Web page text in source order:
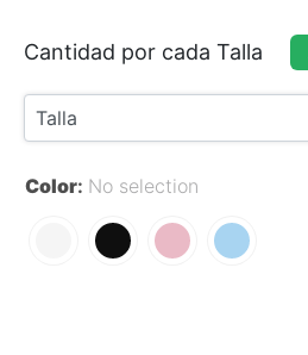
Cantidad por cada Talla
Color: No selection